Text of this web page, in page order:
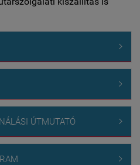


ÚTMUTATÓ 
